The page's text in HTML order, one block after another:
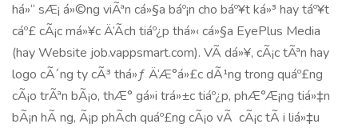
há»“ sÆ¡ á»©ng viÃªn cá»§a báº¡n cho báº¥t ká»³ hay táº¥t
cáº£ cÃ¡c má»¥c Ä‘Ã­ch tiáº¿p thá»‹ cá»§a EyePlus Media
(hay Website job.vappsmart.com). VÃ­ dá»¥, cÃ¡c tÃªn hay
logo cÃ´ng ty cÃ³ thá»ƒ Ä‘Æ°á»£c dÃ¹ng trong quáº£ng
cÃ¡o trÃªn bÃ¡o, thÆ° gá»­i trá»±c tiáº¿p, phÆ°Æ¡ng tiá»‡n
bÃ¡n hÃ ng, Ã¡p phÃ­ch quáº£ng cÃ¡o vÃ cÃ¡c tÃ i liá»‡u